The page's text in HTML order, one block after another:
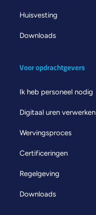
Huisvesting
Downloads
Voor opdrachtgevers
Ik heb personeel nodig
Digitaal uren verwerken
Wervingsproces
Certificeringen
Regelgeving
Downloads